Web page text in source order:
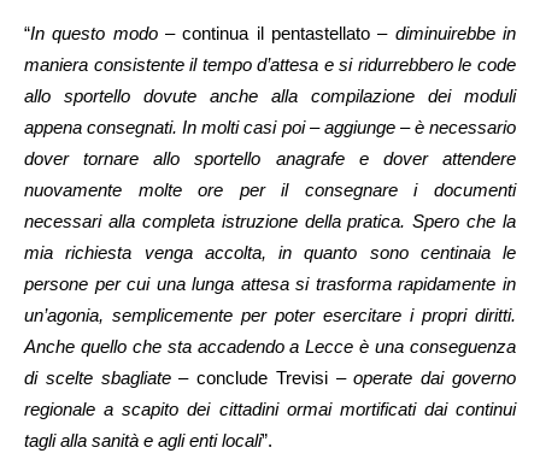
“In questo modo– continua il pentastellato – diminuirebbe in
maniera consistente il tempo d’attesa e si ridurrebbero le code
allo sportello dovute anche alla compilazione dei moduli
appena consegnati. In molti casi poi – aggiunge – è necessario
dover tornare allo sportello anagrafe e dover attendere
nuovamente molte ore per il consegnare i documenti
necessari alla completa istruzione della pratica. Spero che la
mia richiesta venga accolta, in quanto sono centinaia le
persone per cui una lunga attesa si trasforma rapidamente in
un’agonia, semplicemente per poter esercitare i propri diritti.
Anche quello che sta accadendo a Lecce è una conseguenza
di scelte sbagliate– conclude Trevisi –operate dai governo
regionale a scapito dei cittadini ormai mortificati dai continui
tagli alla sanità e agli enti locali”.